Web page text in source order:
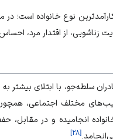
نوع خانواده است؛ در
از اقتدار مرد،
سلطه‏‌جو، با ابتلای بیشتر به
مختلف اجتماعی،
انجامیده و در مقابل،
[۲۸]